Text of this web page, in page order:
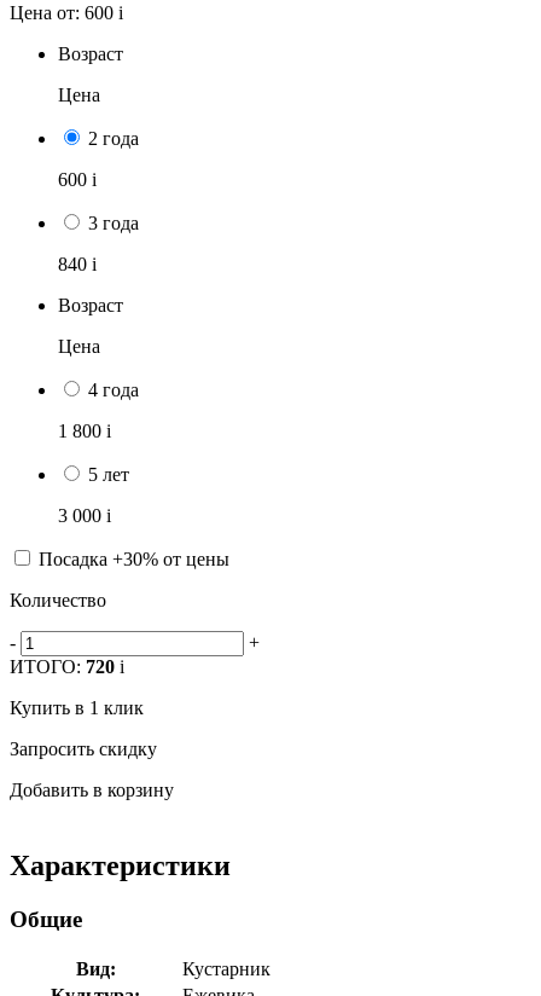
Цена от: 600 i
Возраст
Цена
2 года
600 i
3 года
840 i
Возраст
Цена
4 года
1 800 i
5 лет
3 000 i
Посадка +30% от цены
Количество
-
+
ИТОГО: 720 i
Купить в 1 клик
Запросить скидку
Добавить в корзину
Характеристики
Общие
Вид:
Кустарник